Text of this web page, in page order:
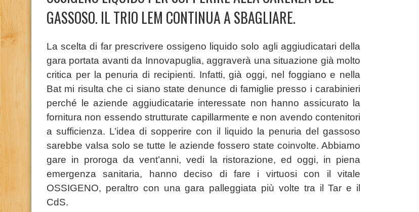
GASSOSO. IL TRIO LEM CONTINUA A SBAGLIARE.
La scelta di far prescrivere ossigeno liquido solo agli aggiudicatari della
gara portata avanti da Innovapuglia, aggraverà una situazione già molto
critica per la penuria di recipienti. Infatti, già oggi, nel foggiano e nella
Bat mi risulta che ci siano state denunce di famiglie presso i carabinieri
perché le aziende aggiudicatarie interessate non hanno assicurato la
fornitura non essendo strutturate capillarmente e non avendo contenitori
a sufficienza. L’idea di sopperire con il liquido la penuria del gassoso
sarebbe valsa solo se tutte le aziende fossero state coinvolte. Abbiamo
gare in proroga da vent’anni, vedi la ristorazione, ed oggi, in piena
emergenza sanitaria, hanno deciso di fare i virtuosi con il vitale
OSSIGENO, peraltro con una gara palleggiata più volte tra il Tar e il
CdS.